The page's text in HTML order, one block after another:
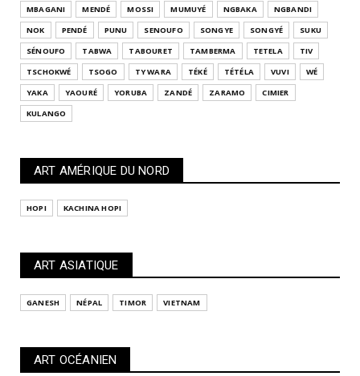
MBAGANI
MENDÉ MOSSI MUMUYÉ NGBAKA
NGBANDI
NOK
PENDÉ PUNU SENOUFO SONGYE SONGYÉ
SUKU
SÉNOUFO
TABWA TABOURET TAMBERMA TETELA
TIV
TSCHOKWÉ
TSOGO TY WARA TÉKÉ TÉTÉLA VUVI
WÉ
YAKA
YAOURÉ YORUBA ZANDÉ ZARAMO
CIMIER
KULANGO
ART AMÉRIQUE DU NORD
HOPI KACHINA HOPI
ART ASIATIQUE
GANESH NÉPAL TIMOR VIETNAM
ART OCÉANIEN